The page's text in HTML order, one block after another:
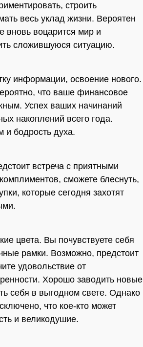
строить
весь уклад жизни. Вероятен
вновь воцарится мир и
сложившуюся ситуацию.
информации, освоение нового.
что ваше финансовое
Успех ваших начинаний
накоплений всего года.
и бодрость духа.
встреча с приятными
сможете блеснуть,
которые сегодня захотят
цвета. Вы почувствуете себя
рамки. Возможно, предстоит
удовольствие от
Хорошо заводить новые
себя в выгодном свете. Однако
что кое-кто может
и великодушие.